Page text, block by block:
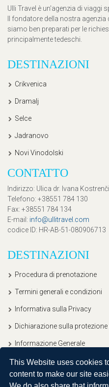
This Website uses cookies
content to make our site
Ulli Travel è un'agenzia di viaggi
Il fondatore della nostra
siamo ben preparati per le
principalmente tedeschi.
DESTINAZIONI
Crikvenica
Dramalj
Selce
Jadranovo
Novi Vinodolski
CONTATTO
Indirizzo: Ulica dr. Ivana
Telefono: +38551 784 130
Fax: +38551 784 134
E-mail : info@ullitravel.com
codice ID: HR-AB-51-080906713
DESTINAZIONI
Procedura di prenotazione
Termini generali e condizioni
Informativa sulla Privacy
Dichiarazione sulla protezione
Informazione Generale